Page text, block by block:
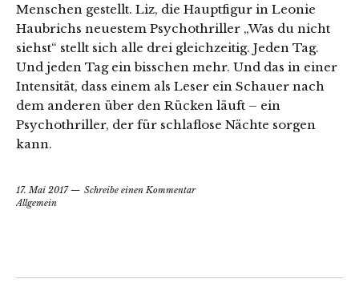
Menschen gestellt. Liz, die Hauptfigur in Leonie
Haubrichs neuestem Psychothriller „Was du nicht
siehst“ stellt sich alle drei gleichzeitig. Jeden Tag.
Und jeden Tag ein bisschen mehr. Und das in einer
Intensität, dass einem als Leser ein Schauer nach
dem anderen über den Rücken läuft – ein
Psychothriller, der für schlaflose Nächte sorgen
kann.
17. Mai 2017
Schreibe einen Kommentar
Allgemein